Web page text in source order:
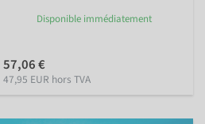
Disponible immédiatement
57,06 €
47,95 EUR hors TVA